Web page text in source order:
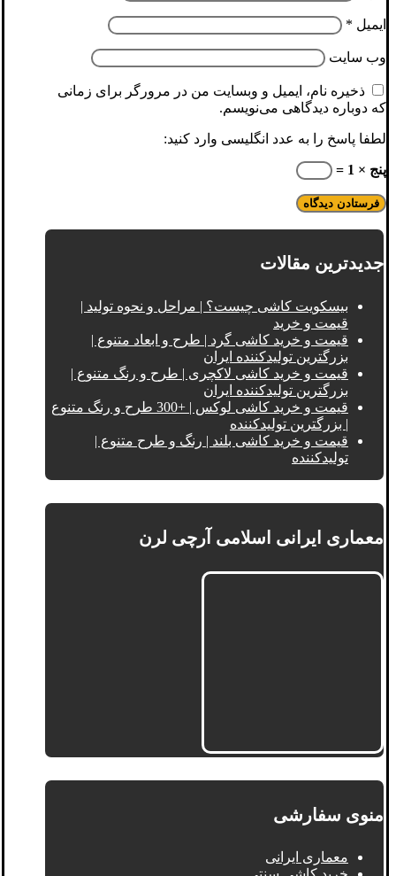
ایمیل *
وب‌ سایت
ذخیره نام، ایمیل و وبسایت من در مرورگر برای زمانی
که دوباره دیدگاهی می‌نویسم.
لطفا پاسخ را به عدد انگلیسی وارد کنید:
پنج × 1 =
جدیدترین مقالات
بیسکویت کاشی چیست؟ | مراحل و نحوه تولید |
قیمت و خرید
قیمت و خرید کاشی گرد | طرح و ابعاد متنوع |
بزرگترین تولیدکننده ایران
قیمت و خرید کاشی لاکچری | طرح و رنگ متنوع |
بزرگترین تولیدکننده ایران
قیمت و خرید کاشی لوکس | +300 طرح و رنگ متنوع
| بزرگترین تولیدکننده
قیمت و خرید کاشی بلند | رنگ و طرح متنوع |
تولیدکننده
معماری ایرانی اسلامی آرچی لرن
منوی سفارشی
معماری ایرانی